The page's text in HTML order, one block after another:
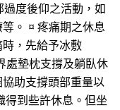
度後仰之活動，如
。 ¤ 疼痛期之休息
，先給予冰敷
處墊枕支撐及躺臥休
助支撐頭部重量以
得到些許休息。但坐